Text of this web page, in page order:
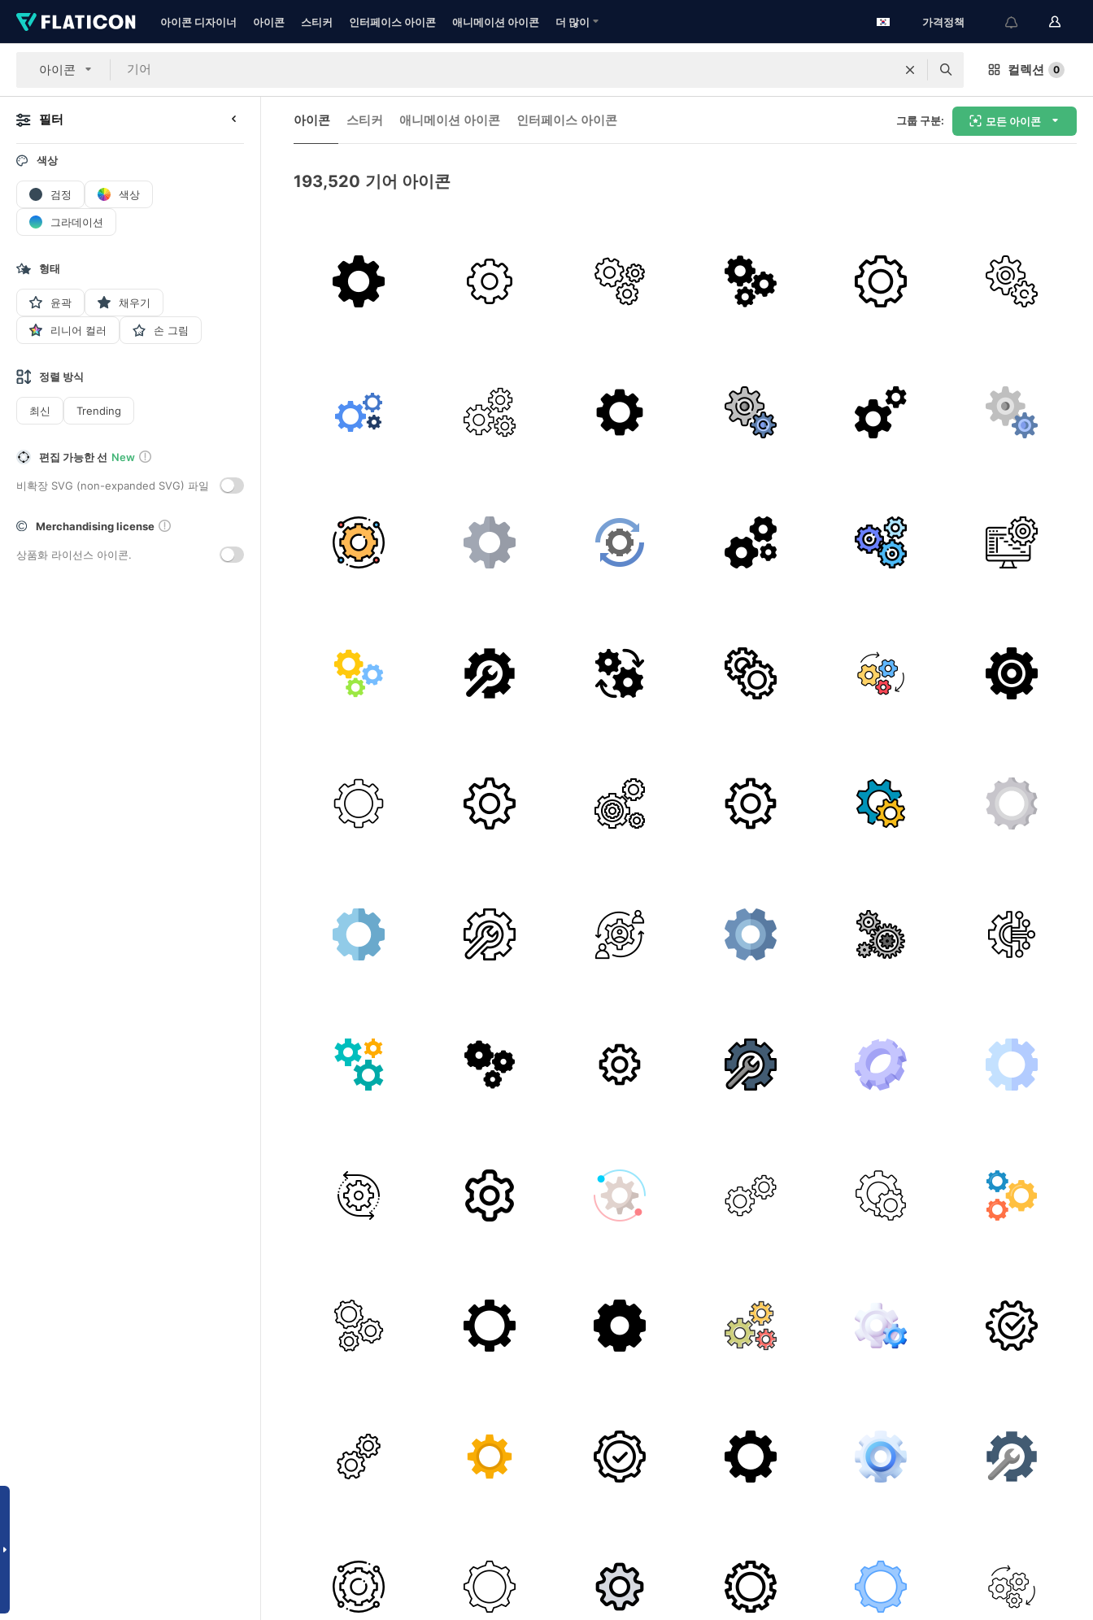
아이콘 디자이너 아이콘 스티커 인터페이스 아이콘 애니메이션 아이콘 더 많이 가격정책
아이콘 컬렉션 0
필터
색상
검정 색상
그라데이션
형태
윤곽 채우기
리니어 컬러 손 그림
정렬 방식
최신 Trending
편집 가능한 선 New
비확장 SVG (non-expanded SVG) 파일
Merchandising license
상품화 라이선스 아이콘.
아이콘 스티커 애니메이션 아이콘 인터페이스 아이콘 그룹 구분: 모든 아이콘
193,520 기어 아이콘